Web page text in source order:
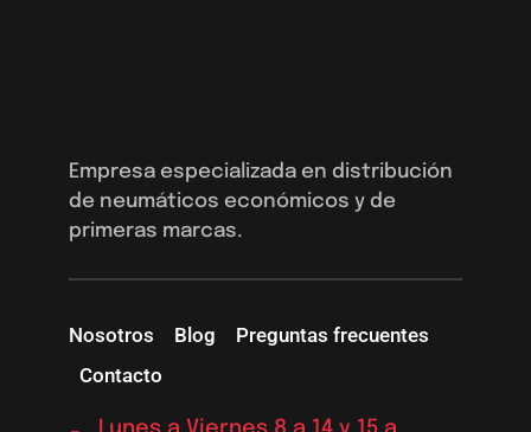
Empresa especializada en distribución
de neumáticos económicos y de
primeras marcas.
Nosotros Blog
Preguntas frecuentes
Contacto